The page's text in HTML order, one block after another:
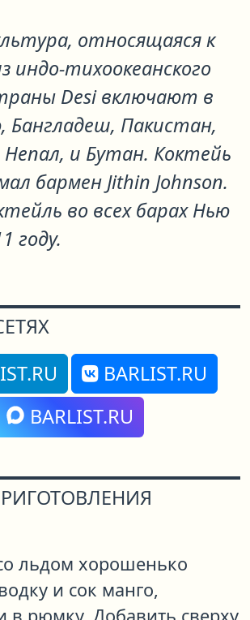
относящаяся к
индо-тихоокеанского
Desi включают в
Бангладеш, Пакистан,
и Бутан. Коктейь
бармен Jithin Johnson.
во всех барах Нью
году.
BARLIST.RU
BARLIST.RU
льдом хорошенько
и сок манго,